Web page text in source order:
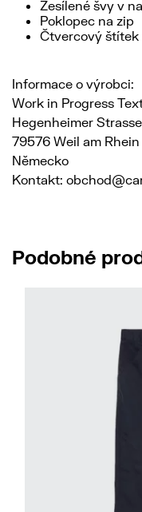
Zesílené švy v
Poklopec na zip
Čtvercový štítek
Informace o výrobci:
Work in Progress
Hegenheimer
79576 Weil am Rhein
Německo
Kontakt:
Podobné